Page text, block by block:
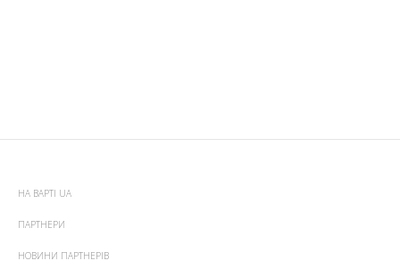
НА ВАРТІ UA
ПАРТНЕРИ
НОВИНИ ПАРТНЕРІВ